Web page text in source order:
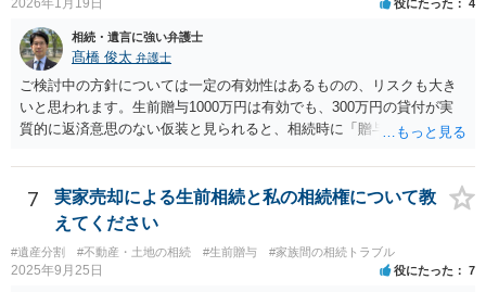
役にたった 4
相続・遺言に強い弁護士
髙橋 俊太 弁護士
ご検討中の方針については一定の有効性はあるものの、リスクも大き
いと思われます。生前贈与1000万円は有効でも、300万円の貸付が実
質的に返済意思のない仮装と見られると、相続時に「贈与」と評価さ
法として考えられるものとしては、 ①信託（家族信託・目的信託） 財
産を信託口に移し、受託者（信頼できる友人や専門職）に管理させ、
・生存中はあなたの生活費・介護費に優先充当 ・残余を友人や慈善団
体へ と使途を厳格に指定。相続ではなく信託帰属になるため、子の関
与を大きく排除できます。 ②遺言＋生命保険の組合せ 生活資金は手元
に残し、余剰資金で受取人を友人・団体にした保険を活用。保険金は
7
実家売却による生前相続と私の相続権について教
えてください
#遺産分割 #不動産・土地の相続 #生前贈与 #家族間の相続トラブル
2025年9月25日 役にたった 7